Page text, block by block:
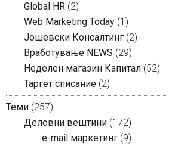
Global HR (2)
Web Marketing Today (1)
Јошевски Консалтинг (2)
Вработување NEWS (29)
Неделен магазин Капитал (52)
Таргет списание (2)
Теми (257)
Деловни вештини (172)
e-mail маркетинг (9)